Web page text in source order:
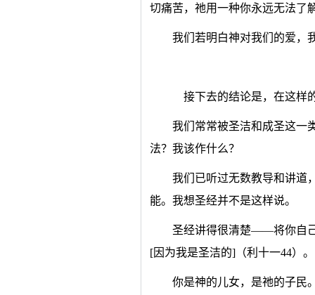
切痛苦，祂用一种你永远无法了
我们若明白神对我们的爱，
接下去的结论是，在这样
我们常常被圣洁和成圣这
法？我该作什么？
我们已听过无数教导和讲道
能。我想圣经并不是这样说。
圣经讲得很清楚——将你自
[因为我是圣洁的]（利十一44）。
你是神的儿女，是祂的子民